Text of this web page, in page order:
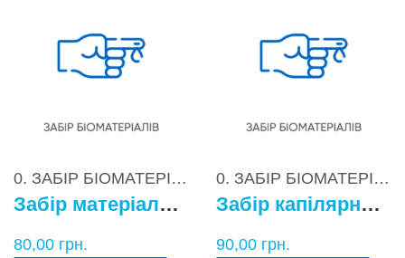
0. ЗАБІР БІОМАТЕРІАЛІВ
Забір матеріалу для бактеріологічних досліджень
80,00 грн.
0. ЗАБІР БІОМАТЕРІАЛІВ
Забір капілярної крові
90,00 грн.